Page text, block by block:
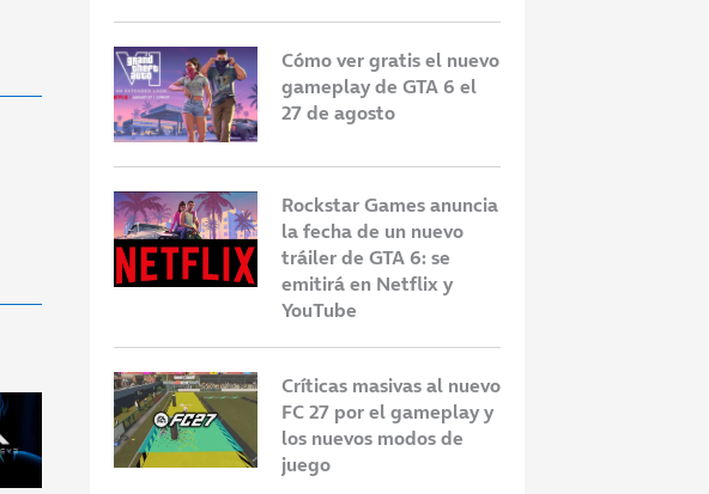
Cómo ver gratis el nuevo
gameplay de GTA 6 el
27 de agosto
Rockstar Games anuncia
la fecha de un nuevo
tráiler de GTA 6: se
emitirá en Netflix y
YouTube
Críticas masivas al nuevo
FC 27 por el gameplay y
los nuevos modos de
juego